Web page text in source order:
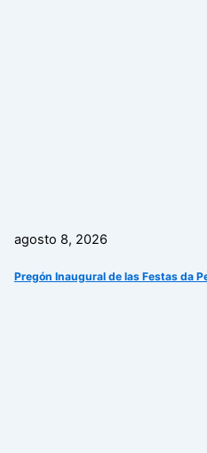
agosto 8, 2026
Pregón Inaugural de las Festas da